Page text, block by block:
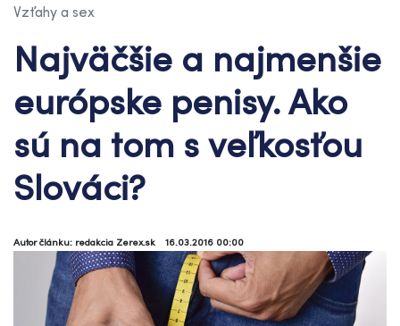
Vzťahy a sex
Najväčšie a najmenšie
európske penisy. Ako
sú na tom s veľkosťou
Slováci?
Autor článku: redakcia Zerex.sk 16.03.2016 00:00